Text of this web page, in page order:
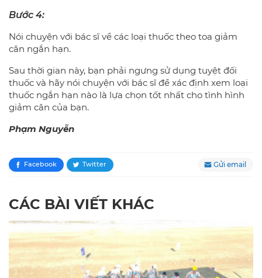
Bước 4:
Nói chuyện với bác sĩ về các loại thuốc theo toa giảm
cân ngắn hạn.
Sau thời gian này, bạn phải ngưng sử dụng tuyệt đối
thuốc và hãy nói chuyện với bác sĩ để xác định xem loại
thuốc ngắn hạn nào là lựa chọn tốt nhất cho tình hình
giảm cân của bạn.
Phạm Nguyễn
Facebook Twitter Gửi email
CÁC BÀI VIẾT KHÁC